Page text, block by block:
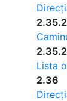
2.35.2
Lista
2.36